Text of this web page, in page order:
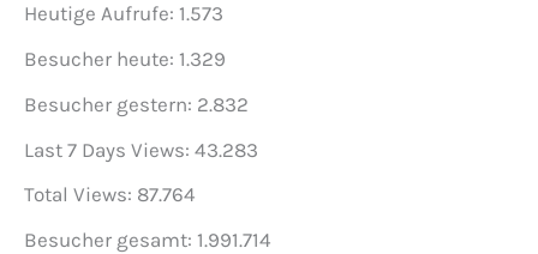
Heutige Aufrufe: 1.573
Besucher heute: 1.329
Besucher gestern: 2.832
Last 7 Days Views: 43.283
Total Views: 87.764
Besucher gesamt: 1.991.714